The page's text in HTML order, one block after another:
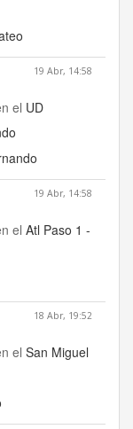
19 Abr, 14:58
el UD
19 Abr, 14:58
el Atl Paso 1 -
18 Abr, 19:52
el San Miguel